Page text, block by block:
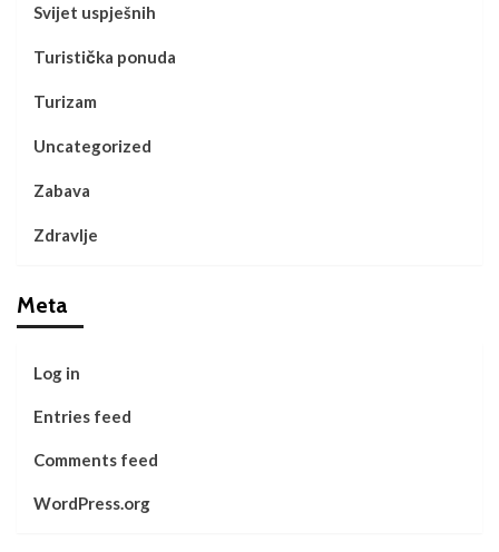
Svijet uspješnih
Turistička ponuda
Turizam
Uncategorized
Zabava
Zdravlje
Meta
Log in
Entries feed
Comments feed
WordPress.org